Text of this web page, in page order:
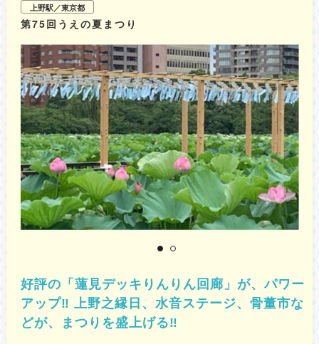
上野駅／東京都
第75回うえの夏まつり
好評の「蓮見デッキりんりん回廊」が、パワー
アップ‼ 上野之縁日、水音ステージ、骨董市な
どが、まつりを盛上げる‼